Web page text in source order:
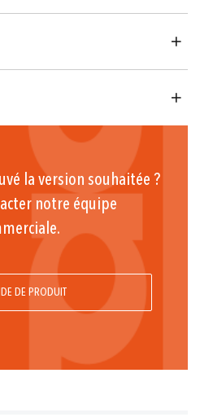
± 0.3 % E.M. typ.
2 PNP
Standard industriel, distance
Câble IP67, IP68
la version souhaitée ?
notre équipe
DE PRODUIT